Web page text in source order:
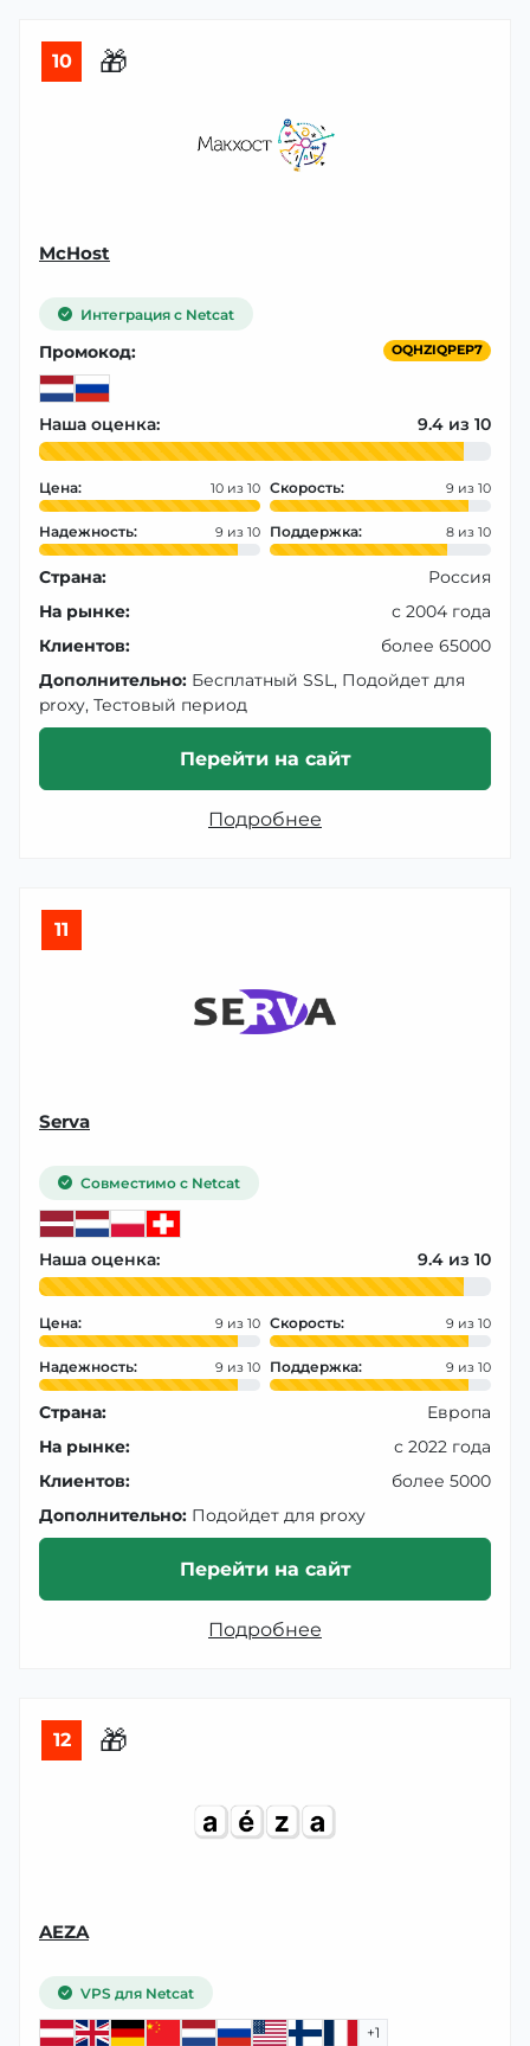
10 🎁
McHost
Интеграция с Netcat
Промокод: OQHZIQPEP7
Наша оценка: 9.4
Цена: 10 Скорость: 9
Надежность: 9 Поддержка: 8
Страна:
Россия
На рынке:
с 2004 года
Клиентов:
более 65000
Дополнительно: Бесплатный SSL, Подойдет для
proxy, Тестовый период
Перейти на сайт
Подробнее
11
Serva
Совместимо с Netcat
Наша оценка: 9.4
Цена: 9 Скорость: 9
Надежность: 9 Поддержка: 9
Страна:
Европа
На рынке:
с 2022 года
Клиентов:
более 5000
Дополнительно: Подойдет для proxy
Перейти на сайт
Подробнее
12 🎁
AEZA
VPS для Netcat
+1